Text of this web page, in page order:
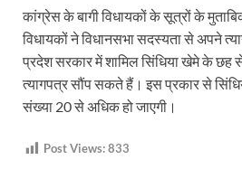
कांग्रेस के बागी विधायकों के सूत्रों के
विधायकों ने विधानसभा सदस्यता से अपने
प्रदेश सरकार में शामिल सिंधिया खेमे के छह
त्यागपत्र सौंप सकते हैं। इस प्रकार से
संख्या 20 से अधिक हो जाएगी।
Post Views:833